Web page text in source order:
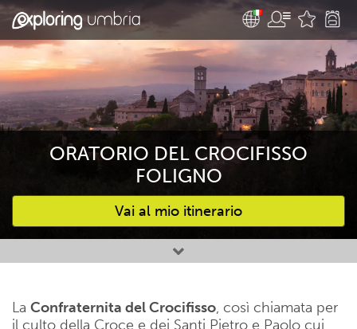
ORATORIO DEL CROCIFISSO
FOLIGNO
Vai al mio itinerario
Attività preferite
La Confraternita del Crocifisso, così chiamata per
il culto della Croce e dei Santi Pietro e Paolo cui